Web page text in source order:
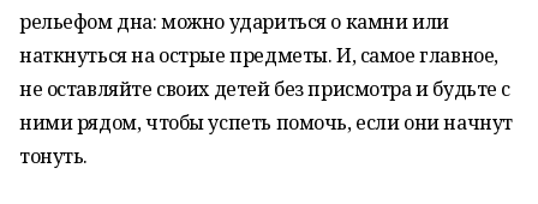
рельефом дна: можноудариться о камни или
наткнуться на острые предметы. И, самое главное,
не оставляйте своих детей без присмотра и будьте с
ними рядом, чтобы успеть помочь, если они начнут
тонуть.